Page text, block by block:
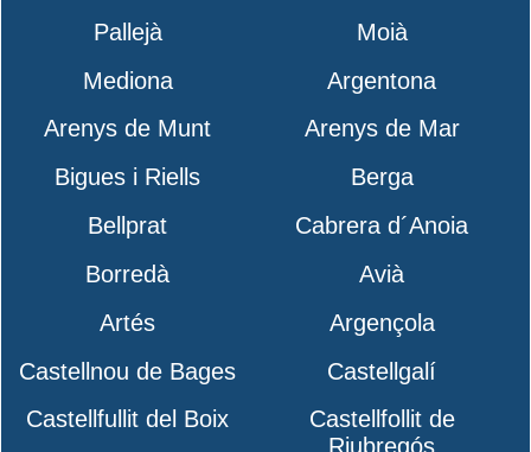
Pallejà
Moià
Mediona
Argentona
Arenys de Munt
Arenys de Mar
Bigues i Riells
Berga
Bellprat
Cabrera d´Anoia
Borredà
Avià
Artés
Argençola
Castellnou de Bages
Castellgalí
Castellfullit del Boix
Castellfollit de
Riubregós